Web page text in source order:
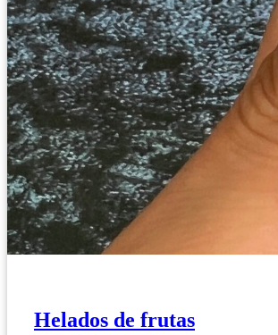
Helados de frutas